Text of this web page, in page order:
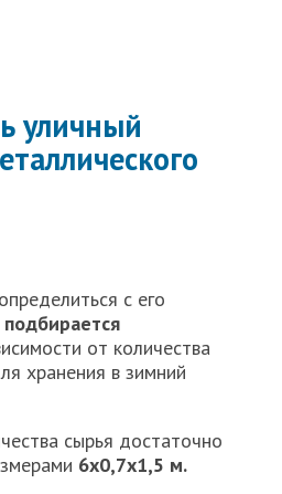
уличный
с его
от количества
хранения в зимний
сырья достаточно
6х0,7х1,5 м.